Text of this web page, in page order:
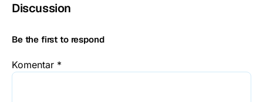
Discussion
Be the first to respond
Komentar *